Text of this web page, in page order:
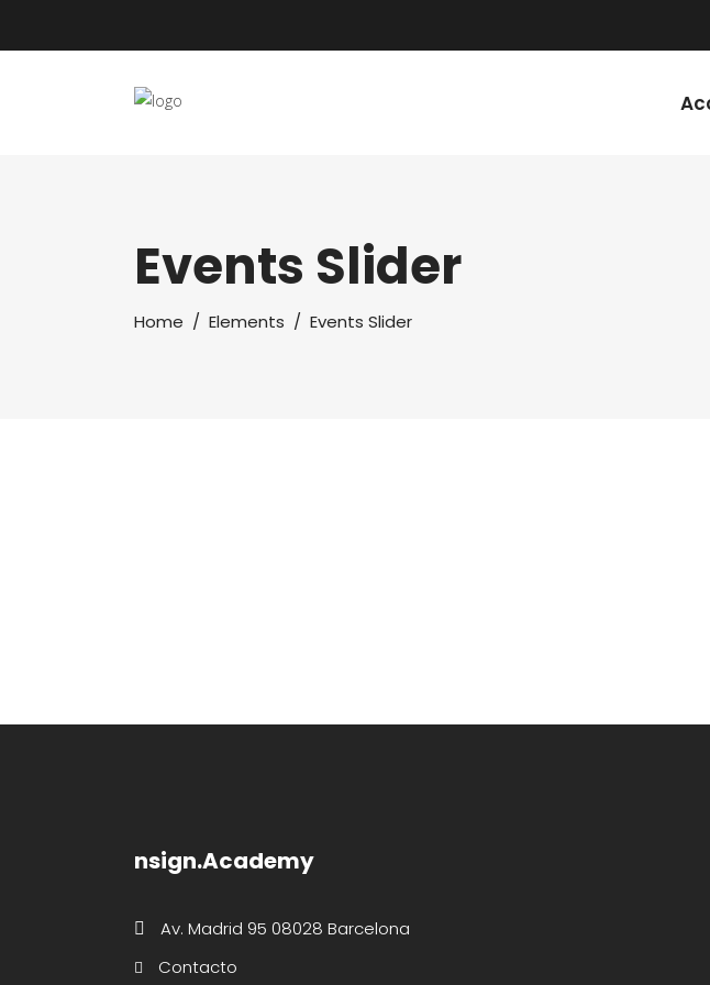
Events Slider
Home / Elements / Events Slider
nsign.Academy
Av. Madrid 95 08028 Barcelona
Contacto